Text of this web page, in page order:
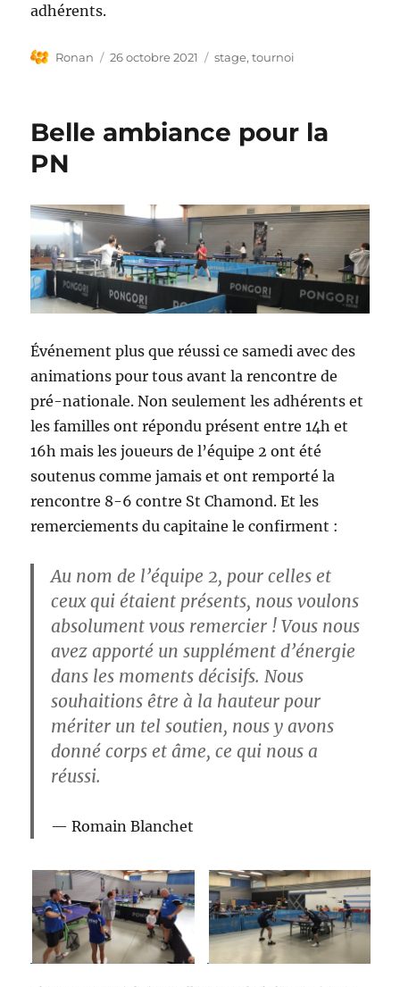
adhérents.
Auteur
Ronan
Publié
26 octobre 2021 Étiquettes
stage,tournoi
Belle ambiance pour la
PN
Événement plus que réussi ce samedi avec des
animations pour tous avant la rencontre de
pré-nationale. Non seulement les adhérents et
les familles ont répondu présent entre 14h et
16h mais les joueurs de l’équipe 2 ont été
soutenus comme jamais et ont remporté la
rencontre 8-6 contre St Chamond. Et les
remerciements du capitaine le confirment :
Au nom de l’équipe 2, pour celles et
ceux qui étaient présents, nous voulons
absolument vous remercier ! Vous nous
avez apporté un supplément d’énergie
dans les moments décisifs. Nous
souhaitions être à la hauteur pour
mériter un tel soutien, nous y avons
donné corps et âme, ce qui nous a
réussi.
Romain Blanchet